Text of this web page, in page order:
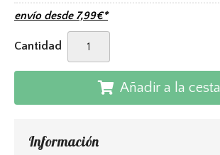
envío desde 7,99€*
Cantidad
Añadir a la cesta
Información